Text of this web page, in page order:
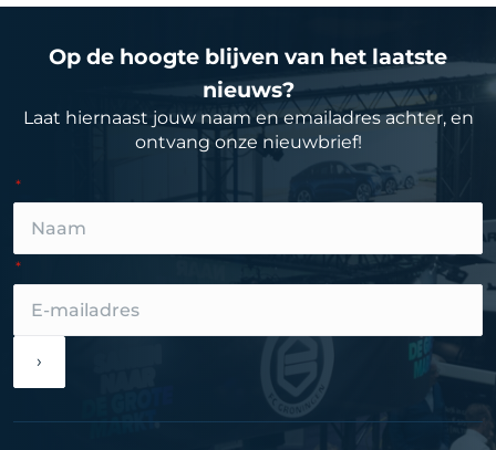
Op de hoogte blijven van het laatste
nieuws?
Laat hiernaast jouw naam en emailadres achter, en
ontvang onze nieuwbrief!
›